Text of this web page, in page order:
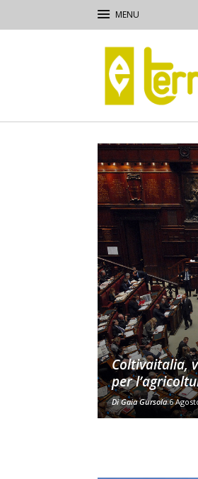
e
Vita
Coltivaitalia,
per
DiGaia Gursola 6